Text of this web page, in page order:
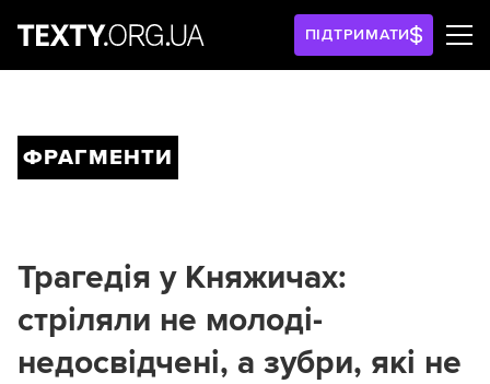
ПІДТРИМАТИ
ФРАГМЕНТИ
Трагедія у Княжичах:
стріляли не молоді-
недосвідчені, а зубри, які не